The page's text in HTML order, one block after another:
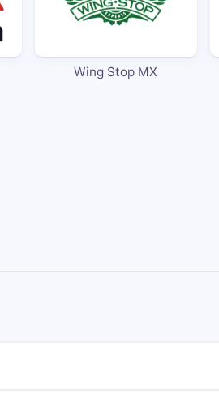
Wing Stop MX